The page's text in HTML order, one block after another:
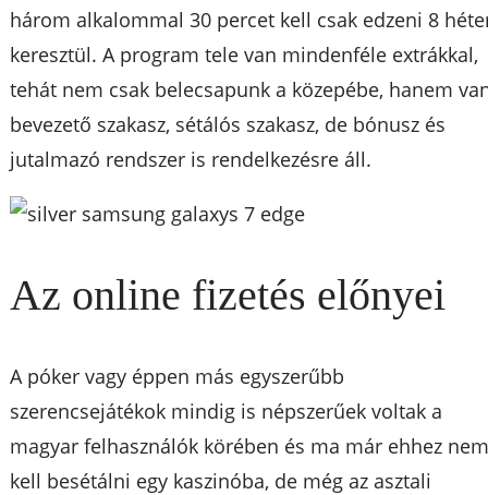
három alkalommal 30 percet kell csak edzeni 8
keresztül. A program tele van mindenféle extrákkal,
tehát nem csak belecsapunk a közepébe, hanem
bevezető szakasz, sétálós szakasz, de bónusz és
jutalmazó rendszer is rendelkezésre áll.
Az online fizetés előnyei
A póker vagy éppen más egyszerűbb
szerencsejátékok mindig is népszerűek voltak a
magyar felhasználók körében és ma már ehhez
kell besétálni egy kaszinóba, de még az asztali